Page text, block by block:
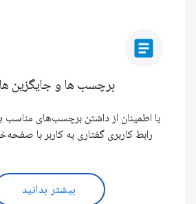
article
برچسب ها و جایگزین
با اطمینان از داشتن برچسب‌های مناسب
رابط کاربری گفتاری به کاربر با
بیشتر بدانید